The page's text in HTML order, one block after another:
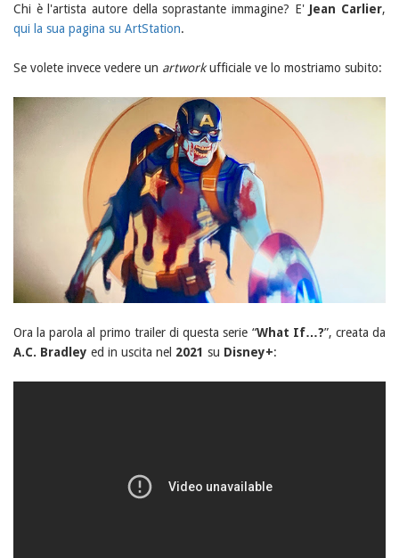
Chi è l'artista autore della soprastante immagine? E' Jean Carlier,
qui la sua pagina su ArtStation.
Se volete invece vedere un artworkufficiale ve lo mostriamo subito:
Ora la parola al primo trailer di questa serie “What If…?”, creata da
A.C. Bradley ed in uscita nel 2021 su Disney+: